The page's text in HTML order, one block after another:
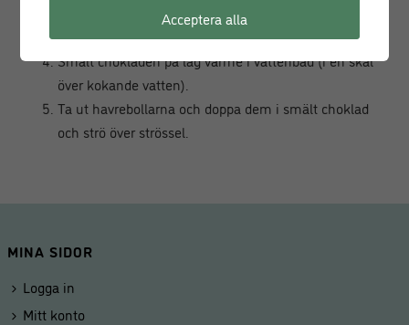
Forma till bollar runt en pinne och låt dem stela i
kylen.
Smält chokladen på låg värme i vattenbad (i en skål
över kokande vatten).
Ta ut havrebollarna och doppa dem i smält choklad
och strö över strössel.
MINA SIDOR
Logga in
Mitt konto
Acceptera alla